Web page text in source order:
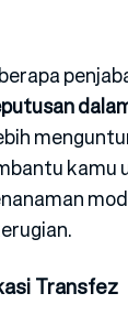
kamu
Transfez